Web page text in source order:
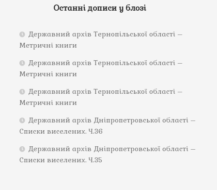
Останні дописи у блозі
Державний архів Тернопільської області –
Метричні книги
Державний архів Тернопільської області –
Метричні книги
Державний архів Тернопільської області –
Метричні книги
Державний архів Дніпропетровської області –
Списки виселених. Ч.36
Державний архів Дніпропетровської області –
Списки виселених. Ч.35